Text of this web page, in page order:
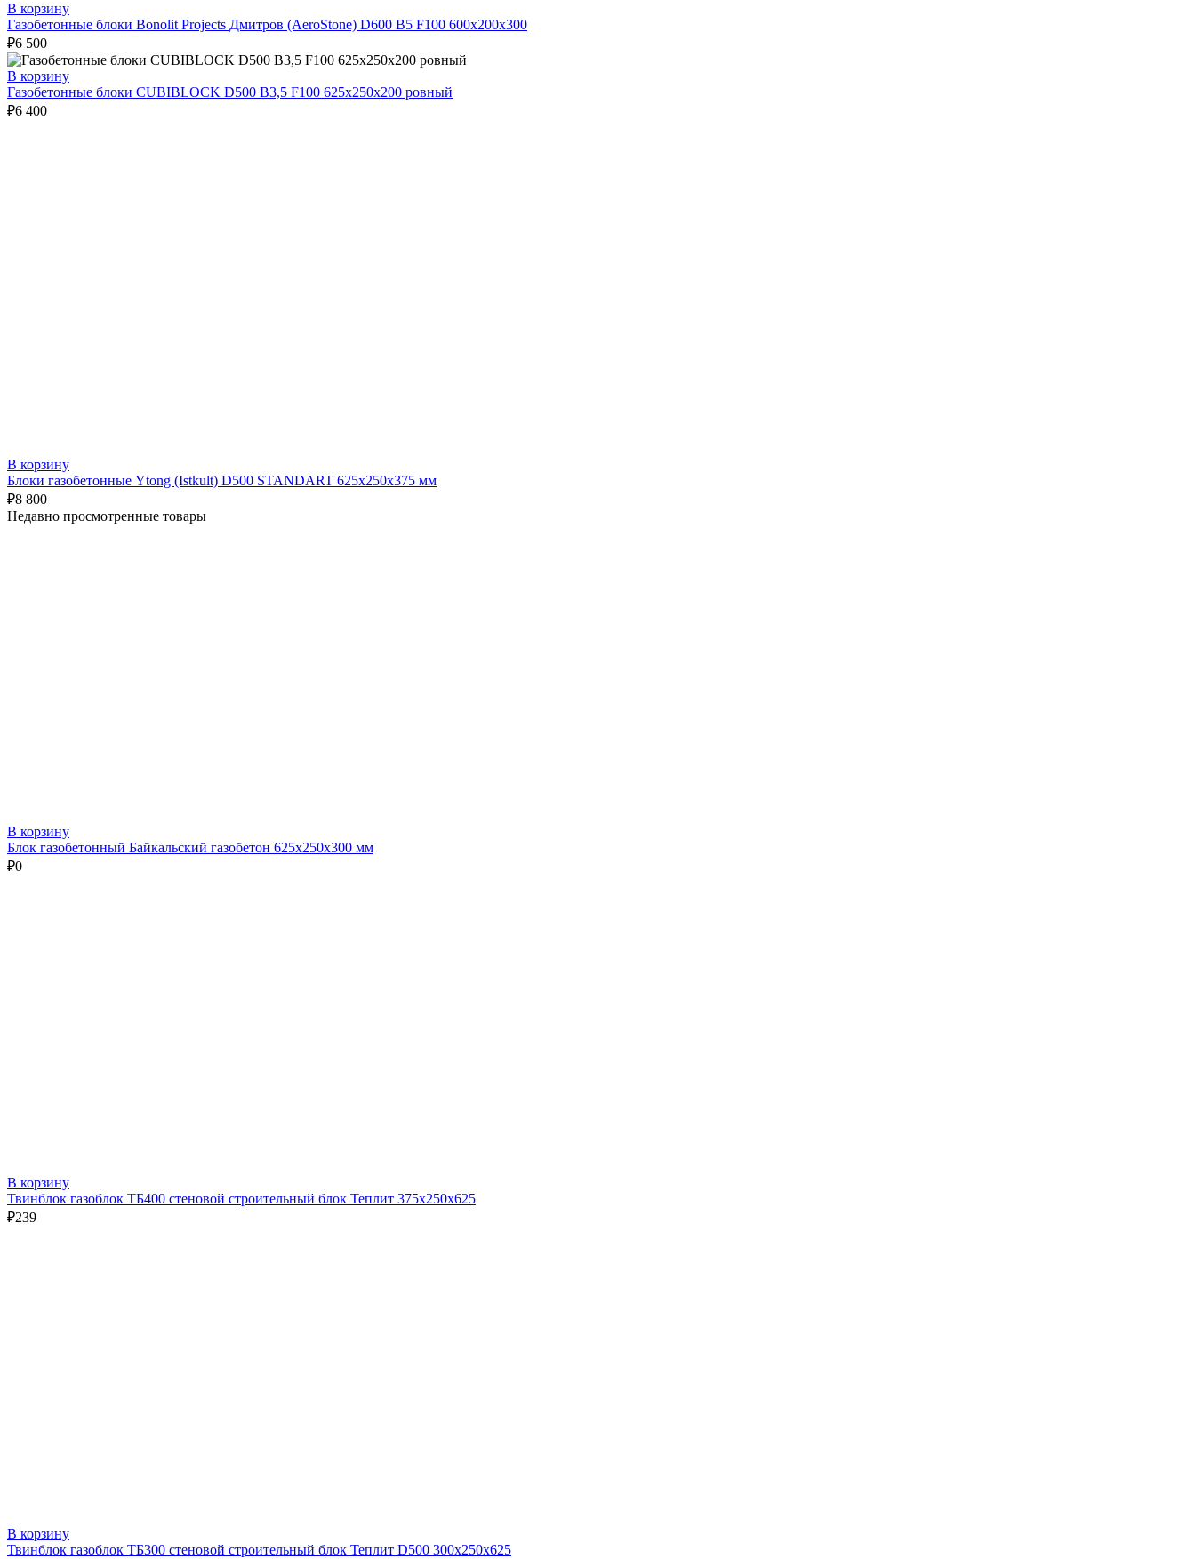
В корзину
Газобетонные блоки Bonolit Projects Дмитров (AeroStone) D600 B5 F100 600х200х300
₽6 500
В корзину
Газобетонные блоки CUBIBLOCK D500 B3,5 F100 625х250х200 ровный
₽6 400
В корзину
Блоки газобетонные Ytong (Istkult) D500 STANDART 625х250х375 мм
₽8 800
Недавно просмотренные товары
В корзину
Блок газобетонный Байкальский газобетон 625х250х300 мм
₽0
В корзину
Твинблок газоблок ТБ400 стеновой строительный блок Теплит 375х250х625
₽239
В корзину
Твинблок газоблок ТБ300 стеновой строительный блок Теплит D500 300х250х625